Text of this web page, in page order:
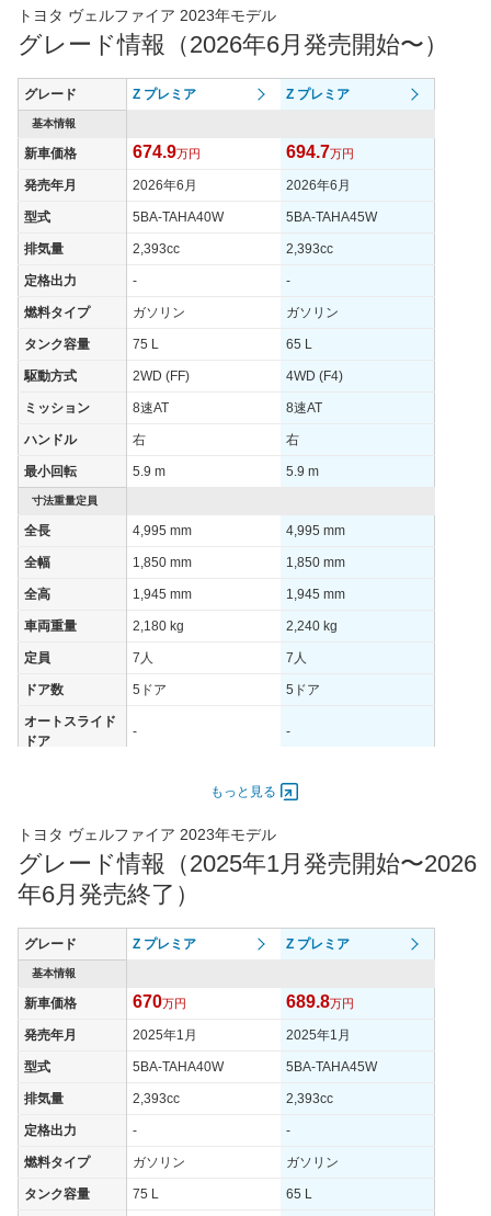
CVT、3.5Lは6速ATで、駆動方式は全車に2WD（FF）と4WDを
用意している。一部グレードに8人乗りが用意されているが、7人
乗りが主流で、広くゆったりとした専用シートを採用し、後席を
グレードを設定。モデル体系は標準車とエアロモデルの２種類と
なっている。安全装備は、危険回避をサポートするプリクラッシ
ュセーフティシステムをはじめ、高速道路でのドライバーの負荷
を軽減するレーダークルーズコントロールなどを採用している。
め、従来標準車にしか設定のなかったエグゼクティブラウンジを
力を向上させた。高速道路などで追従走行を行うレーダークルー
グアシストや、後方にも安全を確保するために死角を減らすリヤ
クロストラフィックアラートやブラインドスポットモニターを追
し、組み合わされるミッションは8速ATとなり燃費性能が向上し
た。2018年10月には一部改良を行い、駐車場などでのペダルの
踏み間違いによる衝突被害軽減に効果を発揮するインテリジェン
トクリアランスソナーを全グレードに標準装備。さらに2019年の
ィスプレイオーディオを標準装備。車載通信機DCMも搭載し、コ
ネクティッド機能を強化し、快適なカーライフを提供してくれ
る。走行性能、安全性、コネクティッド機能とトータル面で全く
隙のないクルマとなっている。（2019.12）
トヨタ ヴェルファイア 2023年モデル
グレード情報（2026年6月発売開始〜）
グレード Z プレミア Z プレミア
基本情報
新車価格 674.9万円 694.7万円
発売年月 2026年6月 2026年6月
型式 5BA-TAHA40W 5BA-TAHA45W
排気量 2,393cc 2,393cc
定格出力 - -
燃料タイプ ガソリン ガソリン
タンク容量 75 L 65 L
駆動方式 2WD (FF) 4WD (F4)
ミッション 8速AT 8速AT
ハンドル 右 右
最小回転 5.9 m 5.9 m
寸法重量定員
全長 4,995 mm 4,995 mm
全幅 1,850 mm 1,850 mm
全高 1,945 mm 1,945 mm
車両重量 2,180 kg 2,240 kg
定員 7人 7人
ドア数 5ドア 5ドア
オートスライド
ドア
- -
205.00 [279]/ 5,400 205.00 [279]/ 5,400
最高トルク 430 [43.8]/ 1,700
過給機 TB TB
タイヤ
(前)
225/55R19 225/55R19
タイヤサイズ
(後)
街地)
7.6km/L 7.3km/L
WLTCモード(郊
外)
WLTCモード(高
12.9km/L 12.2km/L
もっと見る
トヨタ ヴェルファイア 2023年モデル
グレード情報（2025年1月発売開始〜2026
年6月発売終了）
グレード Z プレミア Z プレミア
基本情報
新車価格 670万円 689.8万円
発売年月 2025年1月 2025年1月
型式 5BA-TAHA40W 5BA-TAHA45W
排気量 2,393cc 2,393cc
定格出力 - -
燃料タイプ ガソリン ガソリン
タンク容量 75 L 65 L